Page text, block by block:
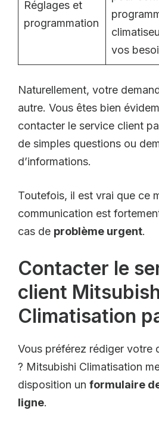
Réglages et
programmation
vos
Naturellement, votre
autre. Vous êtes bien
contacter le service client
de simples questions ou
d’informations.
Toutefois, il est vrai que ce
communication est
cas de problème urgent.
Contacter le
client
Climatisation
Vous préférez rédiger votre
? Mitsubishi Climatisation
disposition un formulaire
ligne.